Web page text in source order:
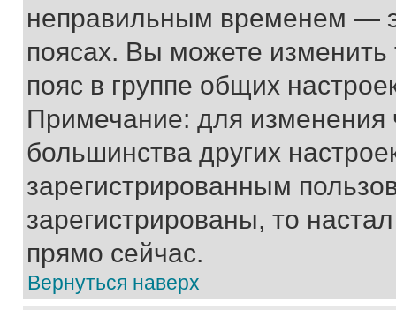
неправильным временем —
поясах. Вы можете изменить
пояс в группе общих
Примечание: для изменения
большинства других
зарегистрированным
зарегистрированы, то
прямо сейчас.
Вернуться наверх